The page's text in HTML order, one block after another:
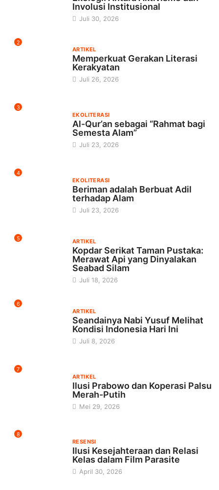
Juli 30, 2026
Memperkuat Gerakan Literasi
Kerakyatan
Juli 26, 2026
Al-Qur’an sebagai “Rahmat bagi
Semesta Alam”
Juli 23, 2026
Beriman adalah Berbuat Adil
terhadap Alam
Juli 23, 2026
Kopdar Serikat Taman Pustaka:
Merawat Api yang Dinyalakan
Seabad Silam
Juli 18, 2026
Seandainya Nabi Yusuf Melihat
Kondisi Indonesia Hari Ini
Juli 8, 2026
Ilusi Prabowo dan Koperasi Palsu
Merah-Putih
Mei 29, 2026
Ilusi Kesejahteraan dan Relasi
Kelas dalam Film Parasite
April 30, 2026